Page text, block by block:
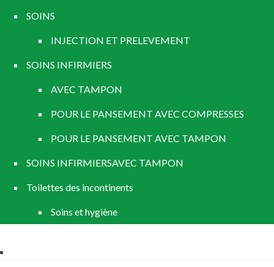
SOINS
INJECTION ET PRELEVEMENT
SOINS INFIRMIERS
AVEC TAMPON
POUR LE PANSEMENT AVEC COMPRESSES
POUR LE PANSEMENT AVEC TAMPON
SOINS INFIRMIERSAVEC TAMPON
Toilettes des incontinents
Soins et hygiène